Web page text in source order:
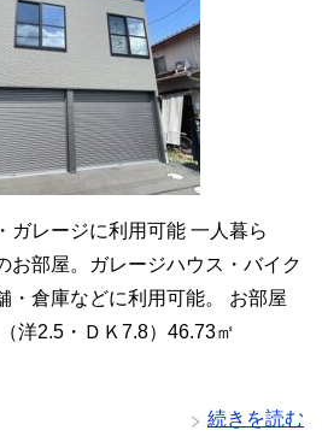
ガレージに利用可能 一人暮ら
お部屋。ガレージハウス・バイク
・倉庫などに利用可能。 お部屋
洋2.5・ＤＫ7.8）46.73㎡
続きを読む